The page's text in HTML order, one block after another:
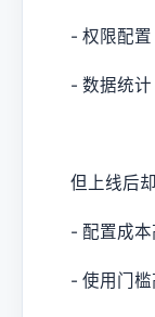
- 权限配置
- 数据统计
但上线后却
- 配置成本
- 使用门槛